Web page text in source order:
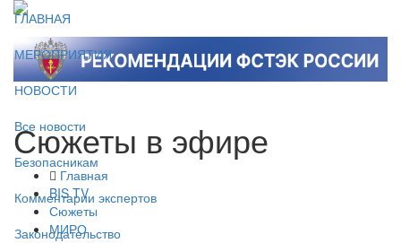
ГЛАВНАЯ
МЕРОПРИЯТИЯ
НОВОСТИ
Все новости
Безопасникам
Комментарии экспертов
Законодательство
Сюжеты в эфире
Главная
BIS TV
Сюжеты
МИРО